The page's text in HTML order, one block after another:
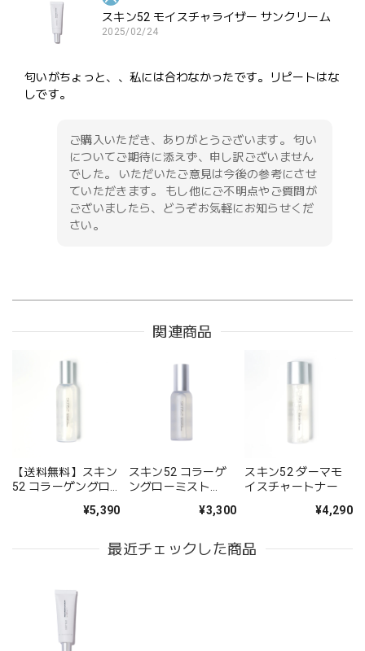
スキン52 モイスチャライザー サンクリーム
2025/02/24
匂いがちょっと、、私には合わなかったです。リピートはな
しです。
ご購入いただき、ありがとうございます。 匂い
についてご期待に添えず、申し訳ございません
でした。 いただいたご意見は今後の参考にさせ
ていただきます。 もし他にご不明点やご質問が
ございましたら、どうぞお気軽にお知らせくだ
さい。
関連商品
【送料無料】スキン
52 コラーゲングロ
¥5,390
スキン52 コラーゲ
ングローミスト
¥3,300
スキン52 ダーマモ
イスチャートナー
¥4,290
最近チェックした商品